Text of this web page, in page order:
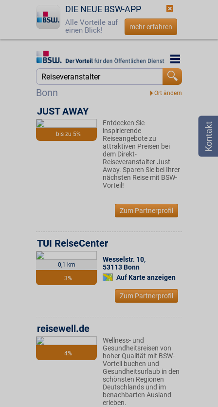
DIE NEUE BSW-APP
Alle Vorteile auf
einen Blick!
mehr erfahren
Startseite
☎ 0800 - 279 25 82
Bonn
Startseite
bis zu 5%
JUST AWAY
Entdecken Sie
inspirierende
Reiseangebote zu
attraktiven Preisen bei
dem Direkt-
Reiseveranstalter Just
Away. Sparen Sie bei Ihrer
nächsten Reise mit BSW-
Vorteil!
Zum Partnerprofil
0,1 km
3%
TUI ReiseCenter
Wesselstr. 10,
53113 Bonn
Auf Karte anzeigen
Zum Partnerprofil
4%
reisewell.de
Wellness- und
Gesundheitsreisen von
hoher Qualität mit BSW-
Vorteil buchen und
Gesundheitsurlaub in den
schönsten Regionen
Deutschlands und im
benachbarten Ausland
erleben.